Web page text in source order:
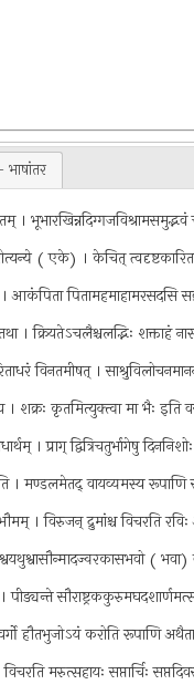
।
( एके) । केचित्
। आकंपिता पितामहमाहामरसदसि
। क्रियतेऽचलैश्चलद्भिः शक्ताहं
विनतमीषत् ।
। शक्रः कृतमित्युक्त्वा मा भैः इति
। प्राग् द्वित्रिचतुर्भागेषु
। मण्डलमेतद् वायव्यमस्य रूपाणि
। विरुजन् द्रुमांश्च विचरति
(
। पीड्यन्ते
वर्गो हौतभुजोऽयं करोति रूपाणि
मरुत्सहायः सप्तार्चिः